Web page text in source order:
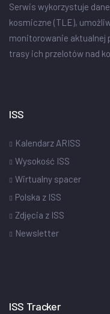
Serwis wykorzystuje
kosmiczne (TLE),
monitorowanie aktualnej
trasy ich przelotów nad
ISS
Kalendarz ARISS
Wysokość ISS
Wirtualny spacer
Polska z ISS
Zdjęcia z ISS
Newsletter
ISS Tracker